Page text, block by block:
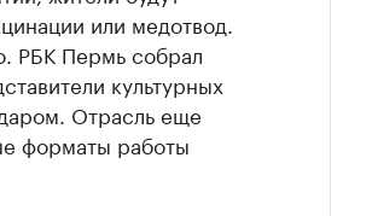
или медотвод.
РБК Пермь собрал
культурных
Отрасль еще
форматы работы